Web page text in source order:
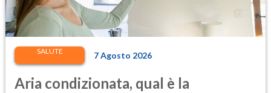
SALUTE 7 Agosto 2026
Aria condizionata, qual è la